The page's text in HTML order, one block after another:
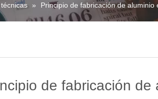
» Principio de fabricación de aluminio
de fabricación